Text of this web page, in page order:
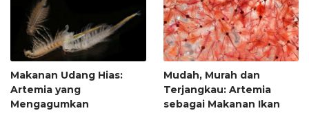
Makanan Udang Hias:
Artemia yang
Mengagumkan
Mudah, Murah dan
Terjangkau: Artemia
sebagai Makanan Ikan